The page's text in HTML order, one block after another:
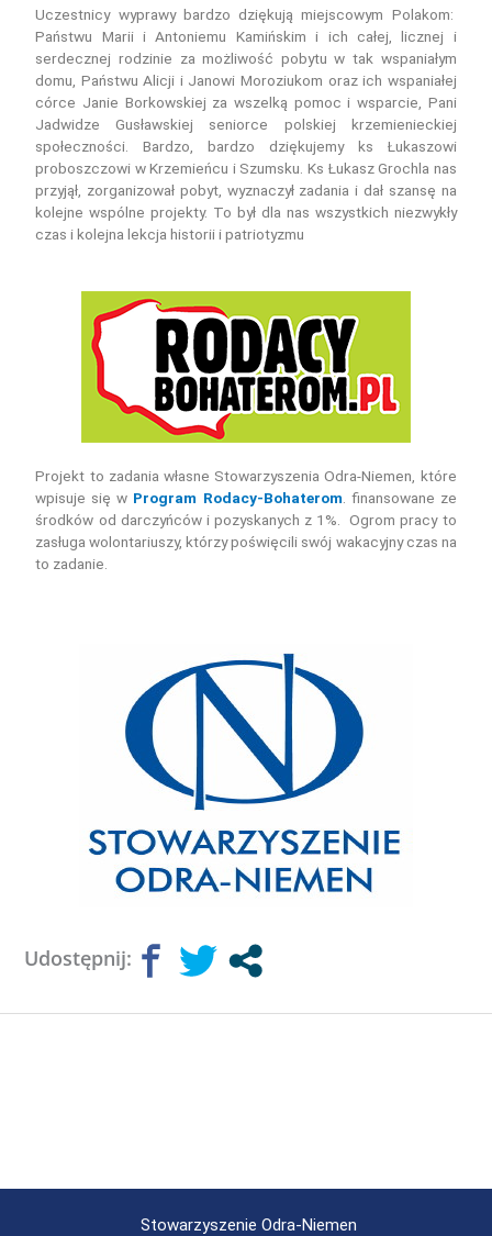
Uczestnicy wyprawy bardzo dziękują miejscowym Polakom:
Państwu Marii i Antoniemu Kamińskim i ich całej, licznej i
serdecznej rodzinie za możliwość pobytu w tak wspaniałym
domu, Państwu Alicji i Janowi Moroziukom oraz ich wspaniałej
córce Janie Borkowskiej za wszelką pomoc i wsparcie, Pani
Jadwidze Gusławskiej seniorce polskiej krzemienieckiej
społeczności. Bardzo, bardzo dziękujemy ks Łukaszowi
proboszczowi w Krzemieńcu i Szumsku. Ks Łukasz Grochla nas
przyjął, zorganizował pobyt, wyznaczył zadania i dał szansę na
kolejne wspólne projekty. To był dla nas wszystkich niezwykły
czas i kolejna lekcja historii i patriotyzmu
Projekt to zadania własne Stowarzyszenia Odra-Niemen, które
wpisuje się w Program Rodacy-Bohaterom . finansowane ze
środków od darczyńców i pozyskanych z 1%. Ogrom pracy to
zasługa wolontariuszy, którzy poświęcili swój wakacyjny czas na
to zadanie.
Udostępnij:
Stowarzyszenie Odra-Niemen